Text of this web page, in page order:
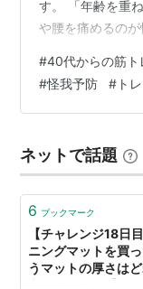
す。 「年齢を重
や腰を痛めるの
済まない」「と
を痛めつけた時
今は断言できま
ると、怪我の治
ると習慣が途切
#40代からの筋ト
#怪我予防 # ト
ネットで話題
6 ブックマーク
【チャレンジ18日
ニングマットを買
うマットの厚さは